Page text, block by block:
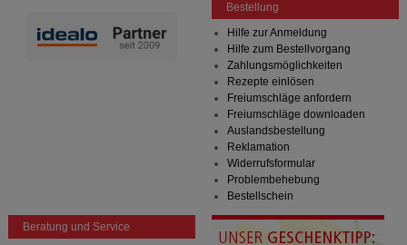
Bestellung
Hilfe zur Anmeldung
Hilfe zum Bestellvorgang
Zahlungsmöglichkeiten
Rezepte einlösen
Freiumschläge anfordern
Freiumschläge downloaden
Auslandsbestellung
Reklamation
Widerrufsformular
Problembehebung
Bestellschein
Beratung und Service